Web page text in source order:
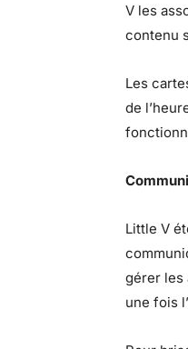
V les
contenu
Les
de
Little V
gérer les
une fois